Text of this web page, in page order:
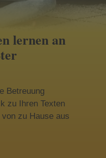
lernen an
Betreuung
zu Ihren Texten
zu Hause aus